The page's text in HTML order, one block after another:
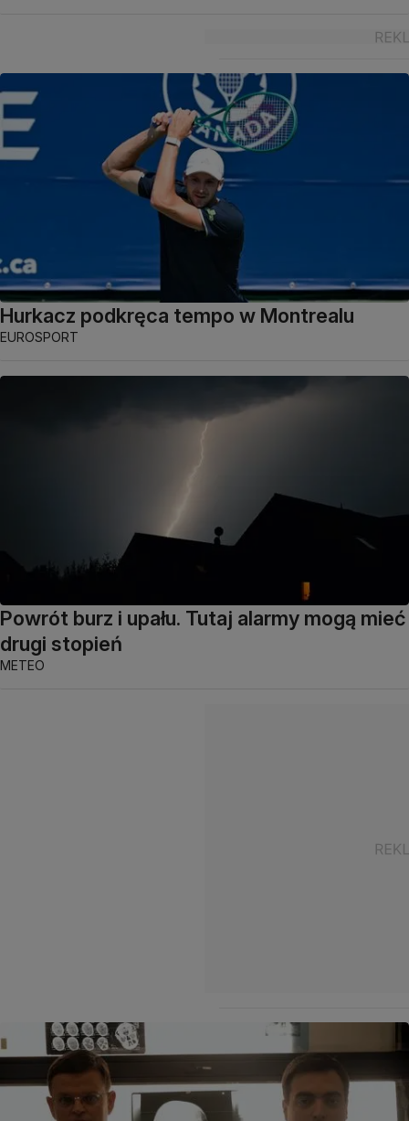
Hurkacz podkręca tempo w Montrealu
EUROSPORT
Powrót burz i upału. Tutaj alarmy mogą mieć
drugi stopień
METEO